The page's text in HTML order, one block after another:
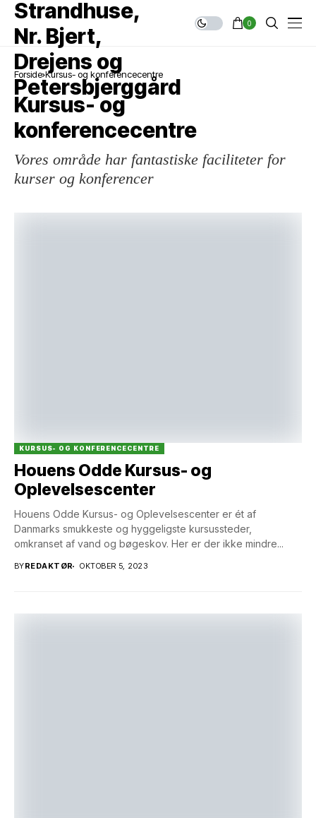
0
Forside Kursus- og konferencecentre
Kursus- og
konferencecentre
Vores område har fantastiske faciliteter for
kurser og konferencer
KURSUS- OG KONFERENCECENTRE
Houens Odde Kursus- og
Oplevelsescenter
Houens Odde Kursus- og Oplevelsescenter er ét af
Danmarks smukkeste og hyggeligste kursussteder,
omkranset af vand og bøgeskov. Her er der ikke mindre...
BYREDAKTØR OKTOBER 5, 2023